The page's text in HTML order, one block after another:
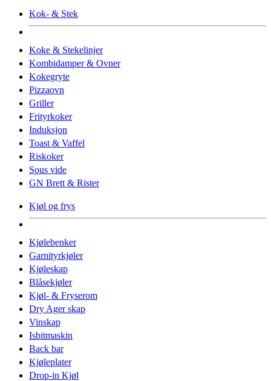
Kok- & Stek
Koke & Stekelinjer
Kombidamper & Ovner
Kokegryte
Pizzaovn
Griller
Frityrkoker
Induksjon
Toast & Vaffel
Riskoker
Sous vide
GN Brett & Rister
Kjøl og frys
Kjølebenker
Garnityrkjøler
Kjøleskap
Blåsekjøler
Kjøl- & Fryserom
Dry Ager skap
Vinskap
Isbitmaskin
Back bar
Kjøleplater
Drop-in Kjøl